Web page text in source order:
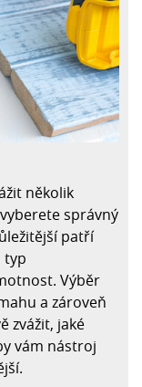
několik
správný
patří
typ
Výběr
a zároveň
zvážit, jaké
vám nástroj